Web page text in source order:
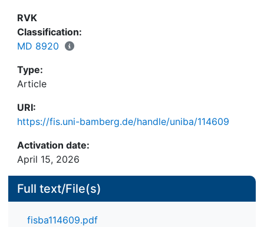
and 19 groups displayed social-revolutionary
motives. Based on the respective motives, differing
counter-terrorism strategies
narratives that address and reduce the groups
motivational and identitygenerating
characteristics.
RVK
Classification:
MD 8920
Type:
Article
URI:
https://fis.uni-bamberg.de/handle/uniba/114609
Activation date:
April 15, 2026
Full text/File(s)
fisba114609.pdf